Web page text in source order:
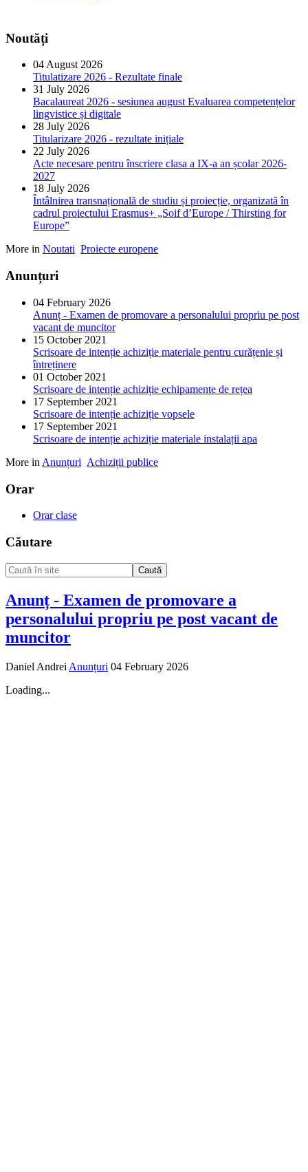
Noutăți
04 August 2026
Titulatizare 2026 - Rezultate finale
31 July 2026
Bacalaureat 2026 - sesiunea august Evaluarea competențelor
lingvistice și digitale
28 July 2026
Titularizare 2026 - rezultate inițiale
22 July 2026
Acte necesare pentru înscriere clasa a IX-a an școlar 2026-
2027
18 July 2026
Întâlnirea transnațională de studiu și proiecție, organizată în
cadrul proiectului Erasmus+ „Soif d’Europe / Thirsting for
Europe”
More in Noutati Proiecte europene
Anunțuri
04 February 2026
Anunț - Examen de promovare a personalului propriu pe post
vacant de muncitor
15 October 2021
Scrisoare de intenție achiziție materiale pentru curățenie și
întreținere
01 October 2021
Scrisoare de intenție achiziție echipamente de rețea
17 September 2021
Scrisoare de intenție achiziție vopsele
17 September 2021
Scrisoare de intenție achiziție materiale instalații apa
More in Anunțuri Achiziții publice
Orar
Orar clase
Căutare
Caută
Anunț - Examen de promovare a
personalului propriu pe post vacant de
muncitor
Daniel Andrei Anunțuri 04 February 2026
Loading...